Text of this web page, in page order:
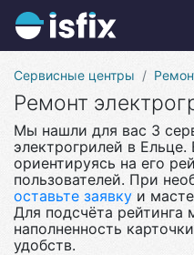
Сервисные центры
Ремонт
Мы нашли для вас 3
электрогрилей в
ориентируясь на его
пользователей. При
оставьте заявку и
Для подсчёта рейтинга
наполненность
удобств.